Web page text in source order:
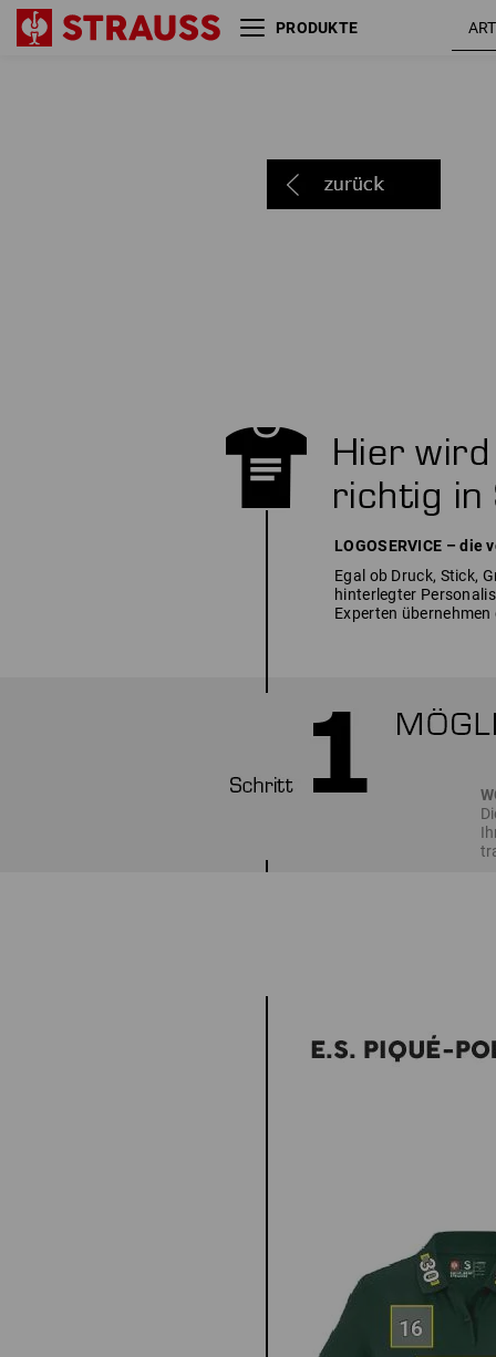
LOGOSERVICE –
Egal ob Druck, Stick,
hinterlegter
Experten übernehmen
PRODUKTE